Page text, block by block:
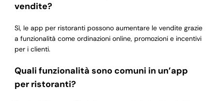
vendite?
Sì, le app per ristoranti possono aumentare le vendite grazie
a funzionalità come ordinazioni online, promozioni e incentivi
per i clienti.
Quali funzionalità sono comuni in un’app
per ristoranti?